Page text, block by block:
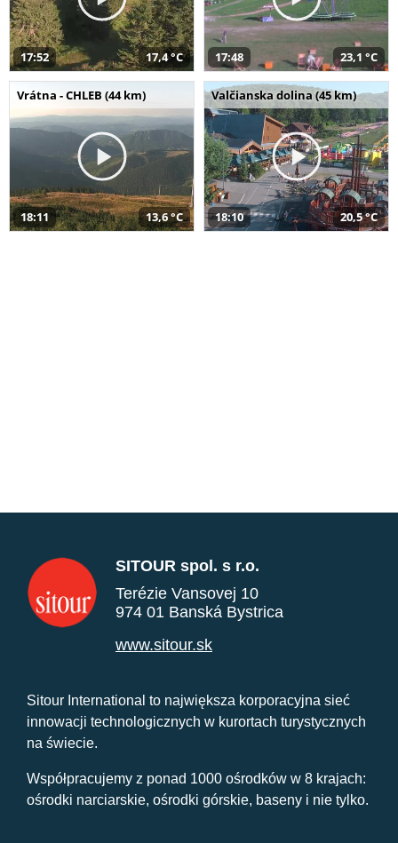
17:52 17,4 °C 17:48 23,1 °C
Vrátna - CHLEB (44 km)
18:11 13,6 °C
Valčianska dolina (45 km)
18:10 20,5 °C
SITOUR spol. s r.o.
Terézie Vansovej 10
974 01 Banská Bystrica
www.sitour.sk
Sitour International to największa korporacyjna sieć
innowacji technologicznych w kurortach turystycznych
na świecie.
Współpracujemy z ponad 1000 ośrodków w 8 krajach:
ośrodki narciarskie, ośrodki górskie, baseny i nie tylko.